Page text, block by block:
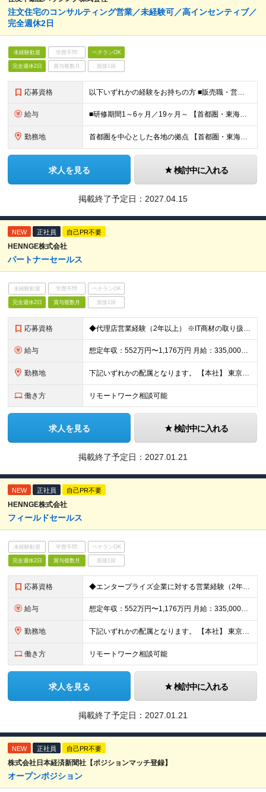
注文住宅のコンサルティング営業／未経験可／高インセンティブ／
完全週休2日
未経験歓迎 学歴不問 ベテランOK
完全週休2日 賞与複数月 面接1回
応募資格 以下いずれかの経験をお持ちの方 ■販売職・営業職での顧客への提案経験をお持ちの方 ■建築関連の知識をお持ちの方
給与 ■研修期間1～6ヶ月／19ヶ月～ 【首都圏・東海・関西】 月給29万2千円～ (固定給25万円+定額歩合給4万2千円、固定残業手当月約58時間分9万2700円含む) 【その他】 月給27万1千円～
勤務地 首都圏を中心とした各地の拠点 【首都圏・東海・関西】 東京、千葉、埼玉、神奈川、茨城、愛知、三重、岐阜、静岡、大阪、京都、奈良、滋賀、兵庫 【その他】 栃木、群馬、北海道、宮城、新潟、岡山、広島、
求人を見る 検討中に入れる
掲載終了予定日： 2027.04.15
NEW 正社員 自己PR不要
HENNGE株式会社
パートナーセールス
未経験歓迎 学歴不問 ベテランOK
完全週休2日 賞与複数月 面接1回
応募資格 ◆代理店営業経験（2年以上） ※IT商材の取り扱い経験不問
給与 想定年収：552万円〜1,176万円 月給：335,000円〜735,000円 （うち固定残業代45,000円〜86,000円／20時間分を含む） ※20時間を超える時間外労働分は別途支給 昇給：年1
勤務地 下記いずれかの配属となります。 【本社】 東京都渋谷区南平台町16-28 Daiwa渋谷スクエア ・名古屋オフィス ・大阪オフィス ・福岡オフィス ※東京／大阪で積極採用中となります。 (変更
働き方 リモートワーク相談可能
求人を見る 検討中に入れる
掲載終了予定日： 2027.01.21
NEW 正社員 自己PR不要
HENNGE株式会社
フィールドセールス
未経験歓迎 学歴不問 ベテランOK
完全週休2日 賞与複数月 面接1回
応募資格 ◆エンタープライズ企業に対する営業経験（2年以上） ※IT商材の取り扱い経験不問
給与 想定年収：552万円〜1,176万円 月給：335,000円〜735,000円 （うち固定残業代45,000円〜86,000円／20時間分を含む） ※20時間を超える時間外労働分は別途支給 昇給：年1
勤務地 下記いずれかの配属となります。 【本社】 東京都渋谷区南平台町16-28 Daiwa渋谷スクエア ・名古屋オフィス ・大阪オフィス ・福岡オフィス ※東京／大阪で積極採用中となります。 (変更
働き方 リモートワーク相談可能
求人を見る 検討中に入れる
掲載終了予定日： 2027.01.21
NEW 正社員 自己PR不要
株式会社日本経済新聞社【ポジションマッチ登録】
オープンポジション